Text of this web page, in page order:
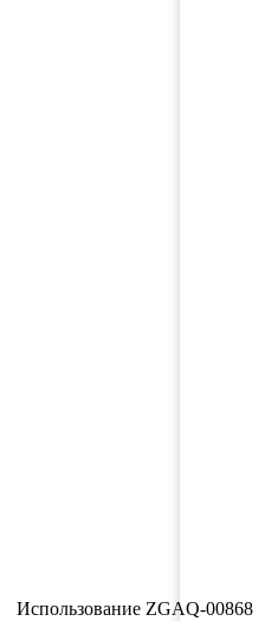
Использование ZGAQ-00868